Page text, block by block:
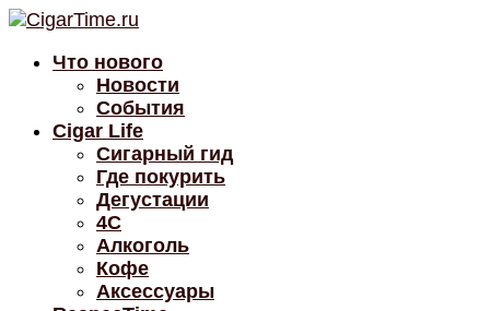
Что нового
Новости
События
Cigar Life
Сигарный гид
Где покурить
Дегустации
4C
Алкоголь
Кофе
Аксессуары